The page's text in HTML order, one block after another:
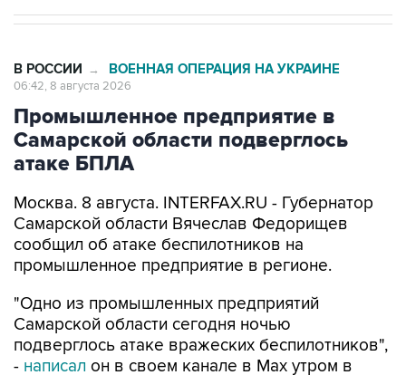
Промышленное предприятие в
Самарской области подверглось
атаке БПЛА
Москва. 8 августа. INTERFAX.RU - Губернатор
сообщил об атаке беспилотников на
промышленное предприятие в регионе.
"Одно из промышленных предприятий
подверглось атаке вражеских беспилотников",
-написалон в своем канале в Max утром в
субботу.